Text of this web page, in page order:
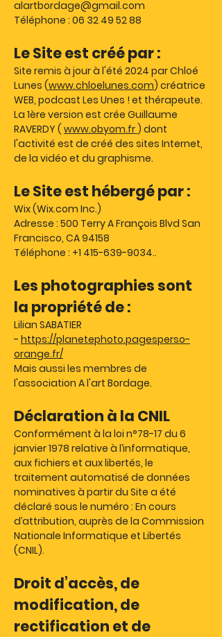
alartbordage@gmail.com
Téléphone : 06 32 49 52 88
Le Site est créé par :
Site remis à jour à l'été 2024 par Chloé
Lunes (www.chloelunes.com) créatrice
WEB, podcast Les Unes ! et thérapeute.
La 1ère version est crée Guillaume
RAVERDY ( www.obyom.fr ) dont
l'activité est de créé des sites Internet,
de la vidéo et du graphisme.
Le Site est hébergé par :
Wix (Wix.com Inc.)
Adresse : 500 Terry A François Blvd San
Francisco, CA 94158
Téléphone : +1 415-639-9034..
Les photographies sont
la propriété de :
Lilian SABATIER
- https://planetephoto.pagesperso-
orange.fr/
Mais aussi les membres de
l'association A l'art Bordage.
Déclaration à la CNIL
Conformément à la loi n°78-17 du 6
janvier 1978 relative à l’informatique,
aux fichiers et aux libertés, le
traitement automatisé de données
nominatives à partir du Site a été
déclaré sous le numéro : En cours
d’attribution, auprès de la Commission
Nationale Informatique et Libertés
(CNIL).
Droit d’accès, de
modification, de
rectification et de